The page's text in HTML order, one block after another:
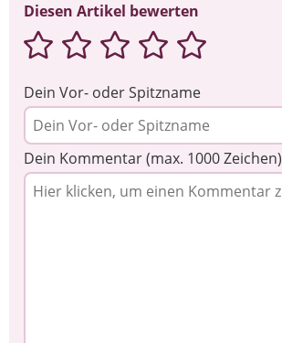
Diesen Artikel bewerten
Dein Vor- oder Spitzname
Dein Kommentar (max. 1000 Zeichen)